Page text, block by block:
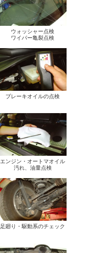
ウォッシャー点検
ワイパー亀裂点検
ブレーキオイルの点検
エンジン・オートマオイル
汚れ、油量点検
足廻り・駆動系のチェック